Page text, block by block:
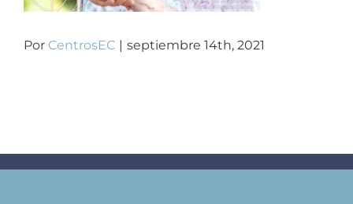
Por CentrosEC | septiembre 14th, 2021